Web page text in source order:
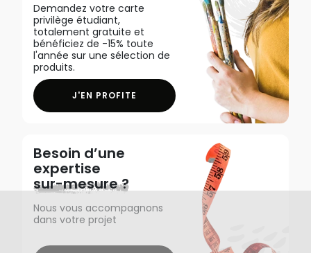
Demandez votre carte
privilège étudiant,
totalement gratuite et
bénéficiez de -15% toute
l'année sur une sélection de
produits.
J'EN PROFITE
Besoin d’une
expertise
sur-mesure ?
Nous vous accompagnons
dans votre projet